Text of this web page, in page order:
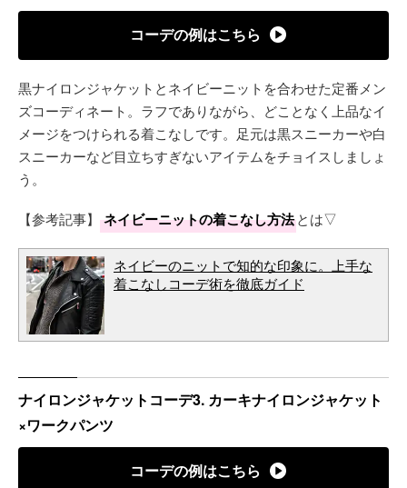
コーデの例はこちら
黒ナイロンジャケットとネイビーニットを合わせた定番メン
ズコーディネート。ラフでありながら、どことなく上品なイ
メージをつけられる着こなしです。足元は黒スニーカーや白
スニーカーなど目立ちすぎないアイテムをチョイスしましょ
う。
【参考記事】 ネイビーニットの着こなし方法とは▽
ネイビーのニットで知的な印象に。上手な
着こなしコーデ術を徹底ガイド
ナイロンジャケットコーデ3. カーキナイロンジャケット
×ワークパンツ
コーデの例はこちら